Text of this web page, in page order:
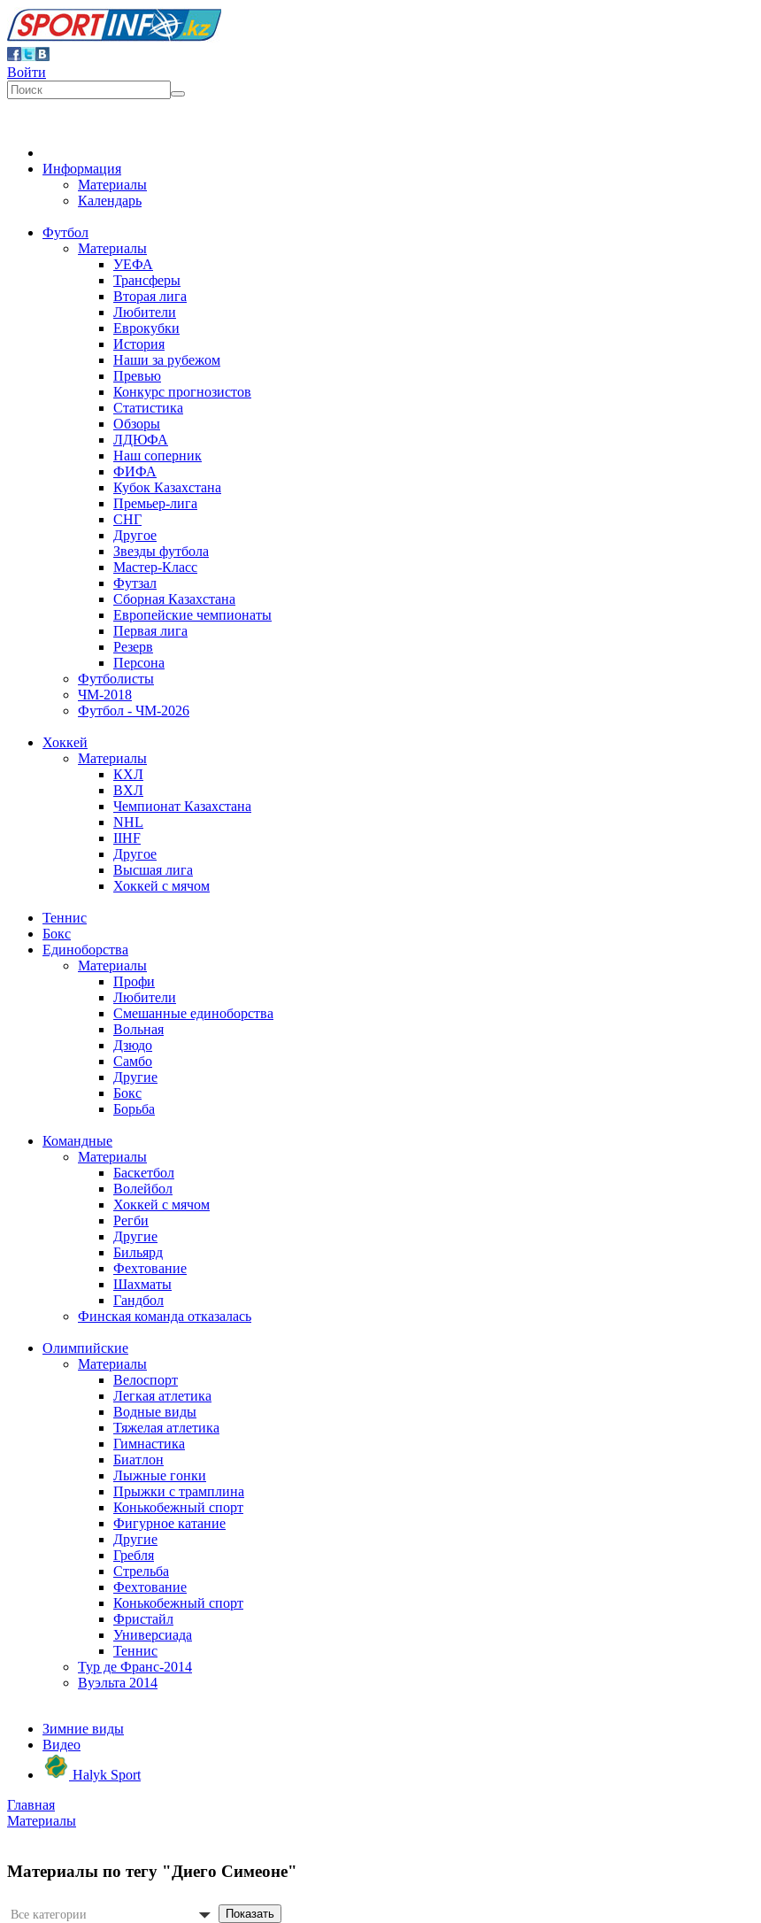
Войти
Информация
Материалы
Календарь
Футбол
Материалы
УЕФА
Трансферы
Вторая лига
Любители
Еврокубки
История
Наши за рубежом
Превью
Конкурс прогнозистов
Статистика
Обзоры
ЛДЮФА
Наш соперник
ФИФА
Кубок Казахстана
Премьер-лига
СНГ
Другое
Звезды футбола
Мастер-Класс
Футзал
Сборная Казахстана
Европейские чемпионаты
Первая лига
Резерв
Персона
Футболисты
ЧМ-2018
Футбол - ЧМ-2026
Хоккей
Материалы
КХЛ
ВХЛ
Чемпионат Казахстана
NHL
IIHF
Другое
Высшая лига
Хоккей с мячом
Теннис
Бокс
Единоборства
Материалы
Профи
Любители
Смешанные единоборства
Вольная
Дзюдо
Самбо
Другие
Бокс
Борьба
Командные
Материалы
Баскетбол
Волейбол
Хоккей с мячом
Регби
Другие
Бильярд
Фехтование
Шахматы
Гандбол
Финская команда отказалась
Олимпийские
Материалы
Велоспорт
Легкая атлетика
Водные виды
Тяжелая атлетика
Гимнастика
Биатлон
Лыжные гонки
Прыжки с трамплина
Конькобежный спорт
Фигурное катание
Другие
Гребля
Стрельба
Фехтование
Конькобежный спорт
Фристайл
Универсиада
Теннис
Тур де Франс-2014
Вуэльта 2014
Зимние виды
Видео
Halyk Sport
Главная
Материалы
Материалы по тегу "Диего Симеоне"
Все категории Показать